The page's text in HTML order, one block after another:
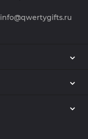
info@qwertygifts.ru